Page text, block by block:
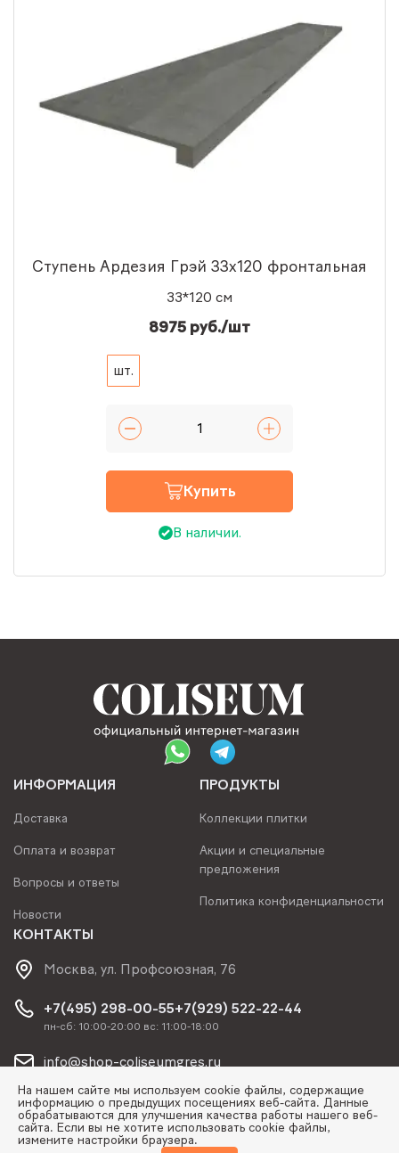
Ступень Ардезия Грэй 33x120 фронтальная
33*120 см
8975 руб./шт
шт.
Купить
В наличии.
ИНФОРМАЦИЯ
Доставка
Оплата и возврат
Вопросы и ответы
Новости
ПРОДУКТЫ
Коллекции плитки
Акции и специальные
предложения
Политика конфиденциальности
КОНТАКТЫ
Москва, ул. Профсоюзная, 76
+7(495) 298-00-55+7(929) 522-22-44
пн-сб: 10:00-20:00 вс: 11:00-18:00
info@shop-coliseumgres.ru
На нашем сайте мы используем cookie файлы, содержащие
информацию о предыдущих посещениях веб-сайта. Данные
обрабатываются для улучшения качества работы нашего веб-
сайта. Если вы не хотите использовать cookie файлы,
измените настройки браузера.